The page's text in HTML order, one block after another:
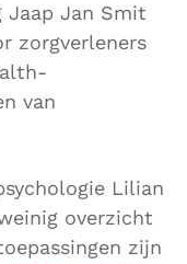
Jaap Jan Smit
zorgverleners
van
Lilian
overzicht
zijn